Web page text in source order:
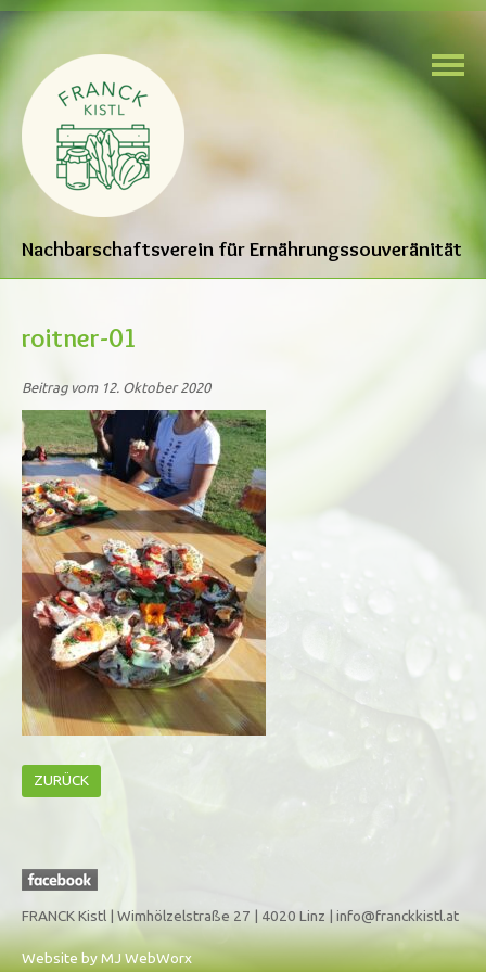
Nachbarschaftsverein für Ernährungssouveränität
roitner-01
Beitrag vom 12. Oktober 2020
ZURÜCK
FRANCK Kistl | Wimhölzelstraße 27 | 4020 Linz | info@franckkistl.at
Website by MJ WebWorx